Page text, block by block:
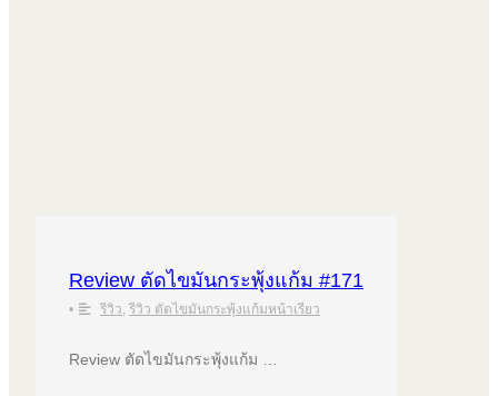
Review ตัดไขมันกระพุ้งแก้ม #171
• รีวิว, รีวิว ตัดไขมันกระพุ้งแก้มหน้าเรียว
Review ตัดไขมันกระพุ้งแก้ม …